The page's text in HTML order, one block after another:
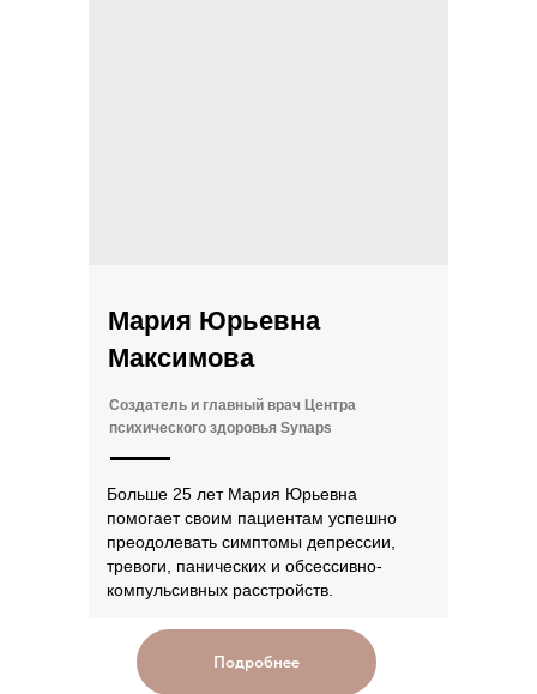
Создатель и главный врач Центра
психического здоровья Synaps
Мария Юрьевна
Максимова
Больше 25 лет Мария Юрьевна
помогает своим пациентам успешно
преодолевать симптомы депрессии,
тревоги, панических и обсессивно-
компульсивных расстройств.
Подробнее